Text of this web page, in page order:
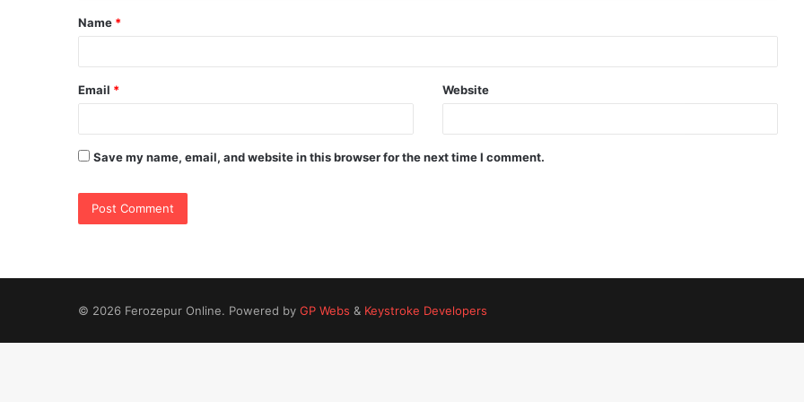
*
Name *
Email * Website
Save my name, email, and website in this browser for the next time I comment.
© 2026 Ferozepur Online. Powered by GP Webs & Keystroke Developers